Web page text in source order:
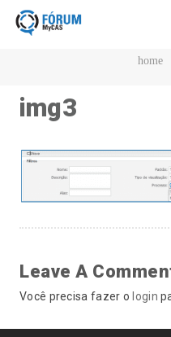
home
img3
Leave A
Você precisa fazer o login